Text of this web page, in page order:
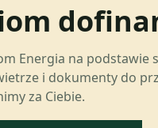
Energia na
i dokumenty do
za Ciebie.